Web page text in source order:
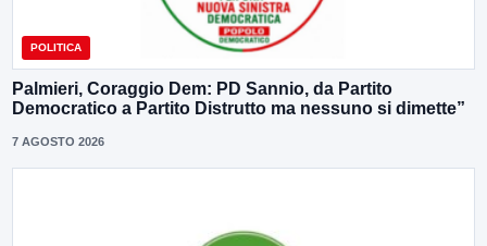
POLITICA
Palmieri, Coraggio Dem: PD Sannio, da Partito
Democratico a Partito Distrutto ma nessuno si dimette”
7 AGOSTO 2026